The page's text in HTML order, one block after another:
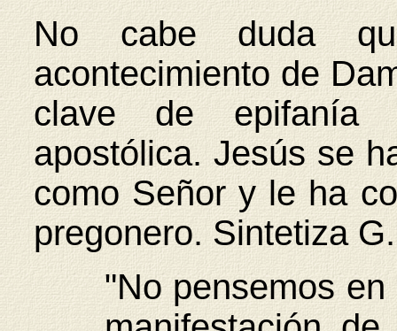
No cabe duda
acontecimiento de
clave de epifanía
apostólica. Jesús se
como Señor y le ha
pregonero. Sintetiza
"No pensemos